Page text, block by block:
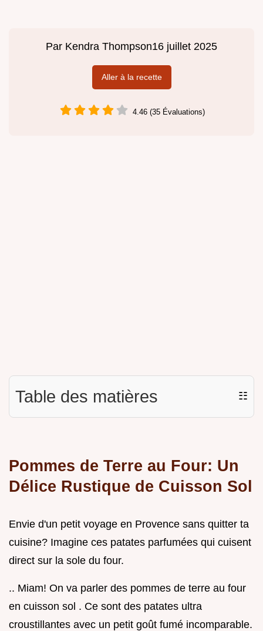
Par Kendra Thompson16 juillet 2025
Aller à la recette
4.46 (35 Évaluations)
Table des matières ☷
Pommes de Terre au Four: Un
Délice Rustique de Cuisson Sol
Envie d'un petit voyage en Provence sans quitter ta
cuisine? Imagine ces patates parfumées qui cuisent
direct sur la sole du four.
.. Miam! On va parler des pommes de terre au four
en cuisson sol . Ce sont des patates ultra
croustillantes avec un petit goût fumé incomparable.